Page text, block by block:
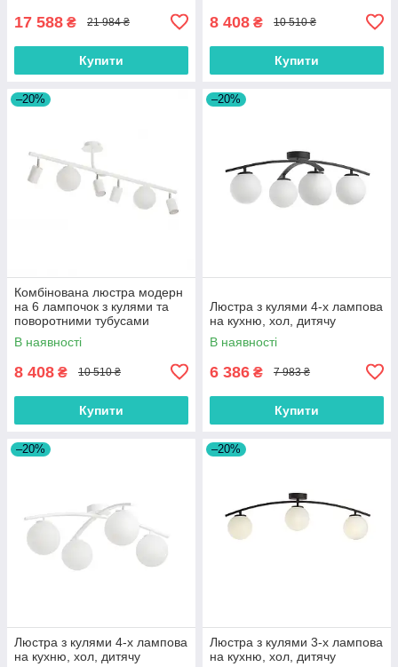
17 588 ₴ 21 984 ₴
Купити
8 408 ₴ 10 510 ₴
Купити
–20%
Комбінована люстра модерн
на 6 лампочок з кулями та
поворотними тубусами
В наявності
8 408 ₴ 10 510 ₴
Купити
–20%
Люстра з кулями 4-х лампова
на кухню, хол, дитячу
В наявності
6 386 ₴ 7 983 ₴
Купити
–20%
Люстра з кулями 4-х лампова
на кухню, хол, дитячу
–20%
Люстра з кулями 3-х лампова
на кухню, хол, дитячу